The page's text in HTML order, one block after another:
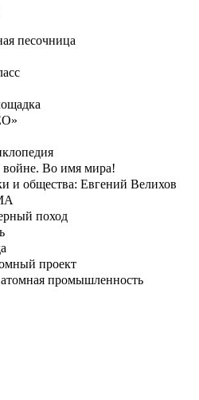
песочница
Во имя мира!
и общества: Евгений Велихов
поход
проект
промышленность